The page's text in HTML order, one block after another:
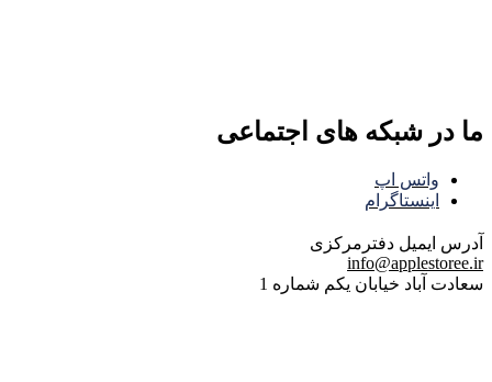
ما در شبکه های اجتماعی
واتس اپ
اینستاگرام
آدرس ایمیل دفترمرکزی
info@applestoree.ir
سعادت آباد خیابان یکم شماره 1